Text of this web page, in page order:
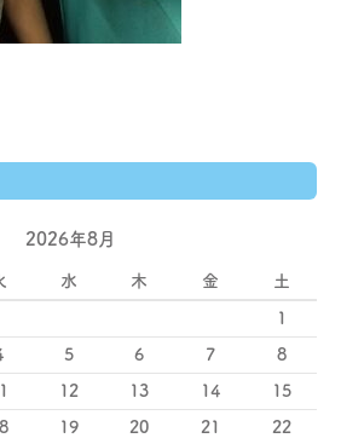
2026年8月
水 木 金 土
1
5 6 7 8
12 13 14 15
19 20 21 22